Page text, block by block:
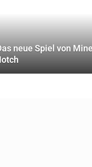
neue Spiel von